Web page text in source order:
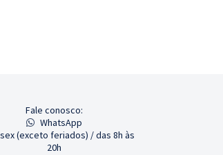
Fale conosco:
WhatsApp
(exceto feriados) / das 8h às
20h